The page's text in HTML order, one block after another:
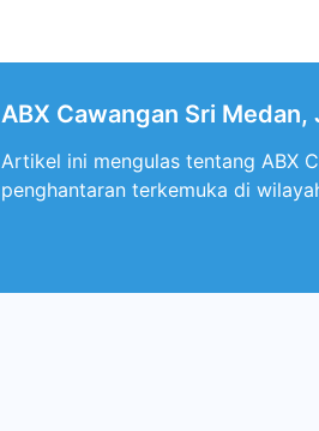
ABX Cawangan Sri Medan,
Artikel ini mengulas tentang ABX
penghantaran terkemuka di